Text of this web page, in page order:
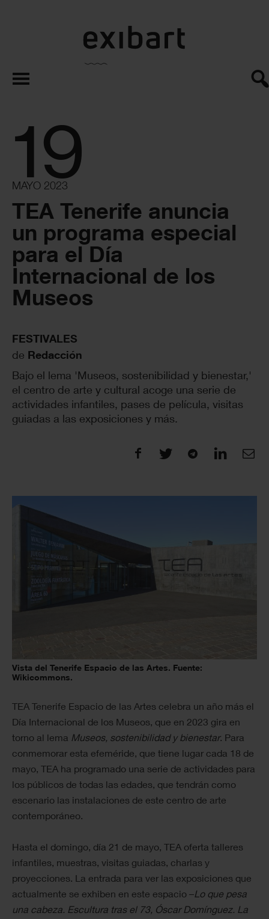
exibart.es
19
MAYO 2023
TEA Tenerife anuncia
un programa especial
para el Día
Internacional de los
Museos
FESTIVALES
de Redacción
Bajo el lema 'Museos, sostenibilidad y bienestar,'
el centro de arte y cultural acoge una serie de
actividades infantiles, pases de película, visitas
guiadas a las exposiciones y más.
Vista del Tenerife Espacio de las Artes. Fuente:
Wikicommons.
TEA Tenerife Espacio de las Artes celebra un año más el
Día Internacional de los Museos, que en 2023 gira en
torno al lema Museos, sostenibilidad y bienestar. Para
conmemorar esta efeméride, que tiene lugar cada 18 de
mayo, TEA ha programado una serie de actividades para
los públicos de todas las edades, que tendrán como
escenario las instalaciones de este centro de arte
contemporáneo.
Hasta el domingo, día 21 de mayo, TEA oferta talleres
infantiles, muestras, visitas guiadas, charlas y
proyecciones. La entrada para ver las exposiciones que
actualmente se exhiben en este espacio –Lo que pesa
una cabeza. Escultura tras el 73, Óscar Domínguez. La